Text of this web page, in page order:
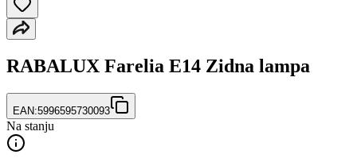
RABALUX Farelia E14 Zidna lampa
EAN:5996595730093
Na stanju